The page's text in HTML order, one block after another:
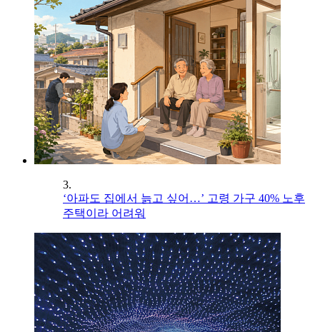
3.
‘아파도 집에서 늙고 싶어…’ 고령 가구 40% 노후
주택이라 어려워